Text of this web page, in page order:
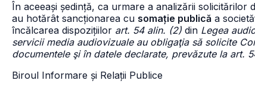
În aceeași ședință, ca urmare a analizării
au hotărât sancționarea cu somație publică a
încălcarea dispozițiilor art. 54 alin. (2) din Legea
servicii media audiovizuale au obligaţia să solicite
documentele şi în datele declarate, prevăzute la art.
Biroul Informare și Relații Publice